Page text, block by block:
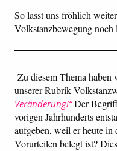
So lasst uns fröhlich
Volkstanzbewegung noch
Zu diesem Thema haben
unserer Rubrik
Veränderung!“Der Begriff
vorigen Jahrhunderts
aufgeben, weil er heute in
Vorurteilen belegt ist?